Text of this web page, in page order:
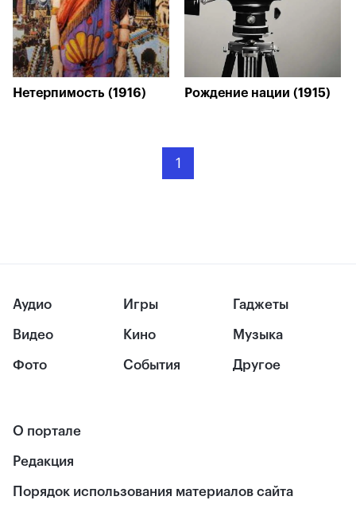
Нетерпимость (1916) Рождение нации (1915)
1
Аудио
Видео
Фото
Игры
Кино
События
Гаджеты
Музыка
Другое
О портале
Редакция
Порядок использования материалов сайта